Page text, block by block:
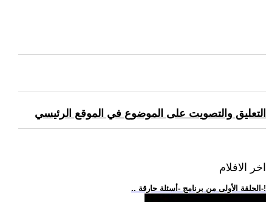
التعليق والتصويت على الموضوع في الموقع الرئيسي
اخر الافلام
.. الحلقة الأولى من برنامج -أسئلة حارقة-!